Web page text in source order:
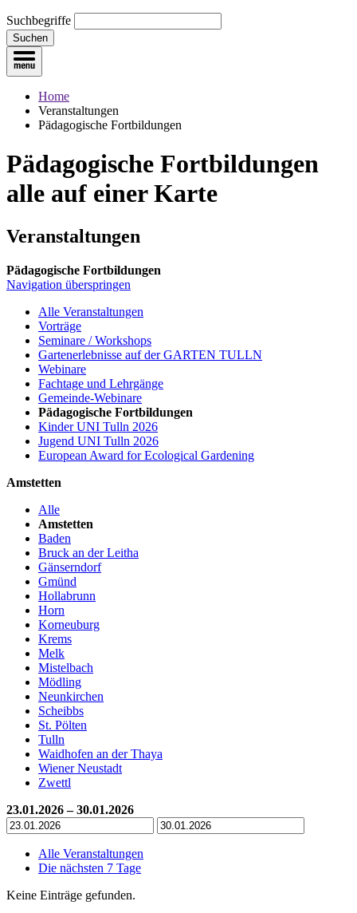
Suchbegriffe
Suchen
Home
Veranstaltungen
Pädagogische Fortbildungen
Pädagogische Fortbildungen
alle auf einer Karte
Veranstaltungen
Pädagogische Fortbildungen
Navigation überspringen
Alle Veranstaltungen
Vorträge
Seminare / Workshops
Gartenerlebnisse auf der GARTEN TULLN
Webinare
Fachtage und Lehrgänge
Gemeinde-Webinare
Pädagogische Fortbildungen
Kinder UNI Tulln 2026
Jugend UNI Tulln 2026
European Award for Ecological Gardening
Amstetten
Alle
Amstetten
Baden
Bruck an der Leitha
Gänserndorf
Gmünd
Hollabrunn
Horn
Korneuburg
Krems
Melk
Mistelbach
Mödling
Neunkirchen
Scheibbs
St. Pölten
Tulln
Waidhofen an der Thaya
Wiener Neustadt
Zwettl
23.01.2026 – 30.01.2026
Alle Veranstaltungen
Die nächsten 7 Tage
Keine Einträge gefunden.